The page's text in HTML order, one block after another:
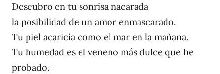
Descubro en tu sonrisa nacarada
la posibilidad de un amor enmascarado.
Tu piel acaricia como el mar en la mañana.
Tu humedad es el veneno más dulce que he
probado.